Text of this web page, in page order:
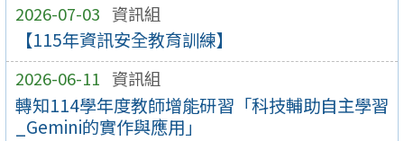
2026-07-03 資訊組
【115年資訊安全教育訓練】
2026-06-11 資訊組
轉知114學年度教師增能研習「科技輔助自主學習
_Gemini的實作與應用」